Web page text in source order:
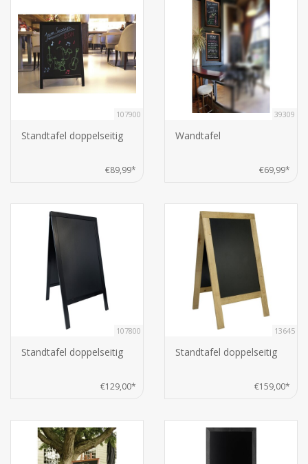
107900
Standtafel doppelseitig
€89,99*
39309
Wandtafel
€69,99*
107800
Standtafel doppelseitig
€129,00*
13645
Standtafel doppelseitig
€159,00*